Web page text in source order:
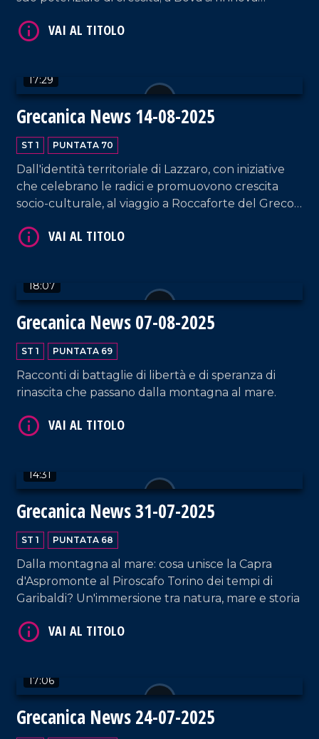
trasmissione generazionale; e i giovani scelgono la
17:29
Grecanica News 14-08-2025
ST 1 PUNTATA 70
Dall'identità territoriale di Lazzaro, con iniziative
che celebrano le radici e promuovono crescita
socio-culturale, al viaggio a Roccaforte del Greco,
incendi, spopolamento e incuria. A Brancaleone, il
sviluppo, mentre a Bova Marina gli studenti del
Liceo Euclide portano avanti progetti culturali
che rafforzano il legame con il territorio e ne
alimentano il futuro.
18:07
Grecanica News 07-08-2025
ST 1 PUNTATA 69
Racconti di battaglie di libertà e di speranza di
rinascita che passano dalla montagna al mare.
VAI AL TITOLO
14:31
Grecanica News 31-07-2025
ST 1 PUNTATA 68
Dalla montagna al mare: cosa unisce la Capra
d'Aspromonte al Piroscafo Torino dei tempi di
Garibaldi? Un'immersione tra natura, mare e storia
VAI AL TITOLO
17:06
Grecanica News 24-07-2025
VAI AL TITOLO
VAI AL TITOLO